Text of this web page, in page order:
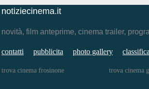
notiziecinema.it
novità, film anteprime, cinema trailer,
contatti pubblicita photo gallery
trova cinema frosinone trova cinema